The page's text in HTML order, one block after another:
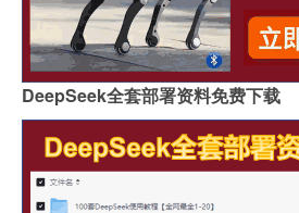
DeepSeek全套部署资料免费下载